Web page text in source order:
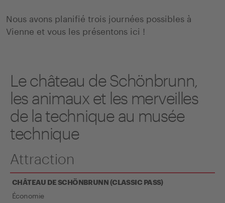
Nous avons planifié trois journées possibles à
Vienne et vous les présentons ici !
Le château de Schönbrunn,
les animaux et les merveilles
de la technique au musée
technique
Attraction
CHÂTEAU DE SCHÖNBRUNN (CLASSIC PASS)
Économie